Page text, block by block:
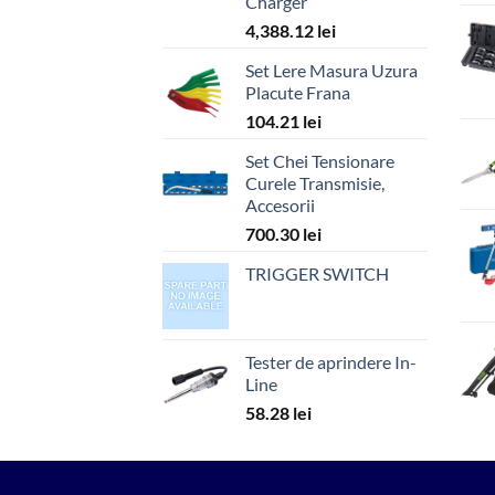
4,388.12 lei
Set Lere Masura Uzura
Placute Frana
104.21 lei
Set Chei Tensionare
Curele Transmisie,
Accesorii
700.30 lei
TRIGGER SWITCH
Tester de aprindere In-
Line
58.28 lei